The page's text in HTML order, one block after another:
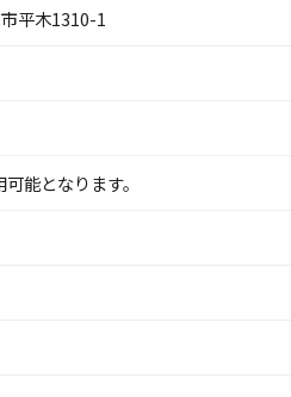
平木1310-1
能となります。